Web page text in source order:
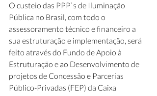
O custeio das PPP`s de Iluminação
Pública no Brasil, com todo o
assessoramento técnico e financeiro a
sua estruturação e implementação, será
feito através do Fundo de Apoio à
Estruturação e ao Desenvolvimento de
projetos de Concessão e Parcerias
Público-Privadas (FEP) da Caixa